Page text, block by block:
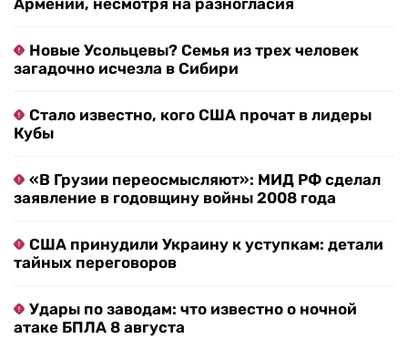
Армении, несмотря на разногласия
Новые Усольцевы? Семья из трех человек
загадочно исчезла в Сибири
Стало известно, кого США прочат в лидеры
Кубы
«В Грузии переосмысляют»: МИД РФ сделал
заявление в годовщину войны 2008 года
США принудили Украину к уступкам: детали
тайных переговоров
Удары по заводам: что известно о ночной
атаке БПЛА 8 августа